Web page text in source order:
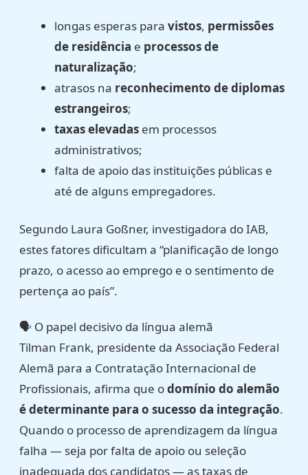
longas esperas para vistos, permissões
de residência e processos de
naturalização;
atrasos na reconhecimento de diplomas
estrangeiros;
taxas elevadasem processos
administrativos;
falta de apoio das instituições públicas e
até de alguns empregadores.
Segundo Laura Goßner, investigadora do IAB,
estes fatores dificultam a “planificação de longo
prazo, o acesso ao emprego e o sentimento de
pertença ao país”.
🗣️ O papel decisivo da língua alemã
Tilman Frank, presidente da Associação Federal
Alemã para a Contratação Internacional de
Profissionais, afirma que odomínio do alemão
é determinante para o sucesso da integração.
Quando o processo de aprendizagem da língua
falha — seja por falta de apoio ou seleção
inadequada dos candidatos — as taxas de